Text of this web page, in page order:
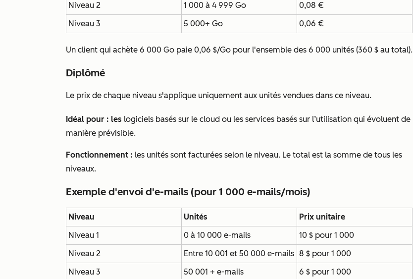
Niveau 2
1 000 à 4 999 Go
0,08 €
Niveau 3
5 000+ Go 0,06 €
Un client qui achète 6 000 Go paie 0,06 $/Go pour l'ensemble des 6 000 unités (360 $ au total).
Diplômé
Le prix de chaque niveau s'applique uniquement aux unités vendues dans ce niveau.
Idéal pour : les logiciels basés sur le cloud ou les services basés sur l’utilisation qui évoluent de
manière prévisible.
Fonctionnement : les unités sont facturées selon le niveau. Le total est la somme de tous les
niveaux.
Exemple d'envoi d'e-mails (pour 1 000 e-mails/mois)
Niveau Unités
Prix unitaire
Niveau 1
0 à 10 000 e-mails
10 $ pour 1 000
Niveau 2
Entre 10 001 et 50 000 e-mails 8 $ pour 1 000
Niveau 3
50 001 + e-mails 6 $ pour 1 000